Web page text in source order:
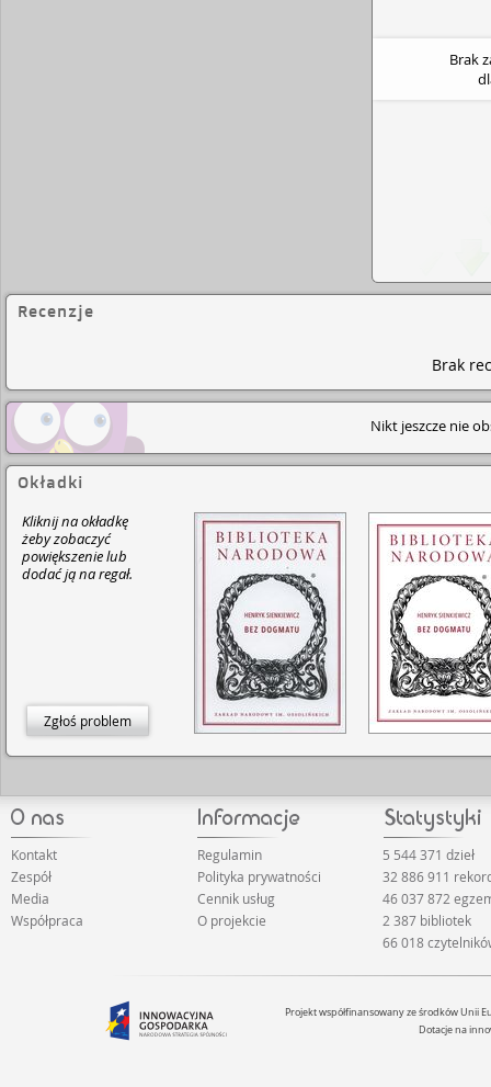
Brak
Recenzje
Brak
Nikt jeszcze nie
Okładki
Kliknij na okładkę
żeby zobaczyć
powiększenie lub
dodać ją na regał.
Zgłoś problem
Kontakt
Zespół
Media
Współpraca
Regulamin
Polityka prywatności
Cennik usług
O projekcie
5 544 371 dzieł
32 886 911
46 037 872
2 387 bibliotek
66 018
Projekt współfinansowany ze środków Unii
Dotacje na